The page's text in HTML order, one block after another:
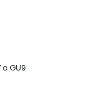
GU9